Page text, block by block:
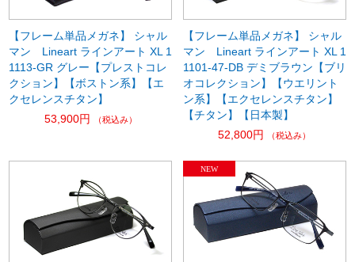
【フレーム単品メガネ】 シャル
マン Lineart ラインアート XL 1
1113-GR グレー【プレストコレ
クション】【ボストン系】【エ
クセレンスチタン】
53,900円
（税込み）
【フレーム単品メガネ】 シャル
マン Lineart ラインアート XL 1
1101-47-DB デミブラウン【ブリ
オコレクション】【ウエリント
ン系】【エクセレンスチタン】
【チタン】【日本製】
52,800円
（税込み）